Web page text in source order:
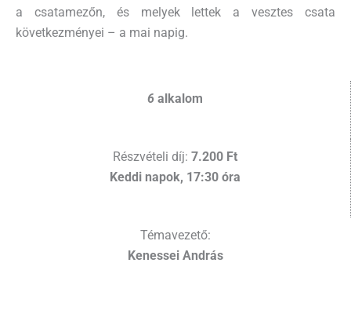
a csatamezőn, és melyek lettek a vesztes csata
következményei – a mai napig.
6 alkalom
Részvételi díj: 7.200 Ft
Keddi napok, 17:30 óra
Témavezető:
Kenessei András